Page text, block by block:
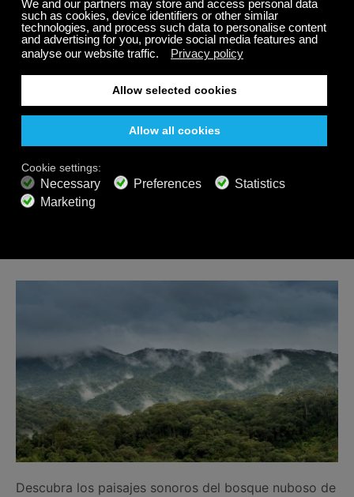
Roku, Sonos, Bluesound, Kindle y muchas otras
aplicaciones móviles.
Descubra los paisajes sonoros del bosque nuboso de